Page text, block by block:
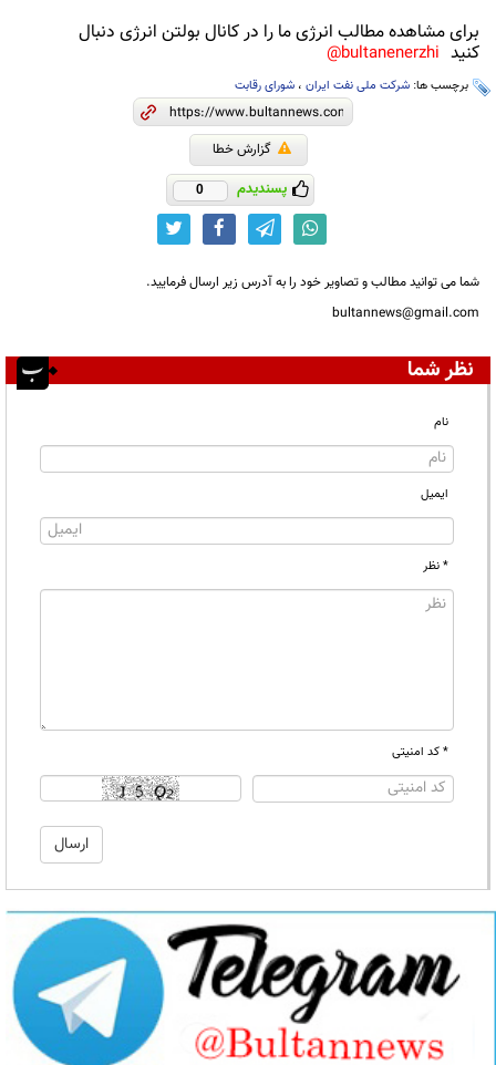
برای مشاهده مطالب انرژی ما را در کانال بولتن انرژی دنبال
کنید bultanenerzhi@
برچسب ها: شرکت ملی نفت ایران ، شورای رقابت
گزارش خطا
پسندیدم 0
شما می توانید مطالب و تصاویر خود را به آدرس زیر ارسال فرمایید.
bultannews@gmail.com
نظر شما
نام
ایمیل
* نظر
* کد امنیتی